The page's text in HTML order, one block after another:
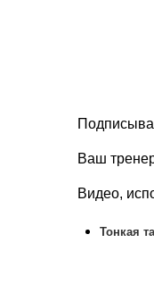
Ваш
Видео,
Тонкая